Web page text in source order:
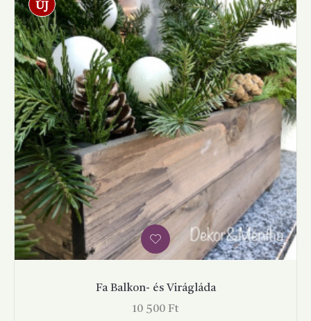
ÚJ
Fa Balkon- és Virágláda
Ár
10 500 Ft